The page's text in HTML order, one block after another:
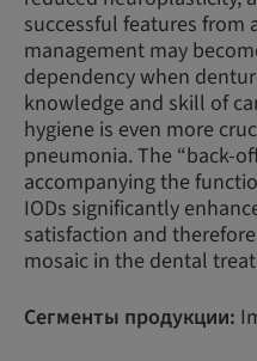
successful features from
management may
dependency when
knowledge and skill of
hygiene is even more
pneumonia. The “back-
accompanying the
IODs significantly
satisfaction and
mosaic in the dental
Сегменты продукции: